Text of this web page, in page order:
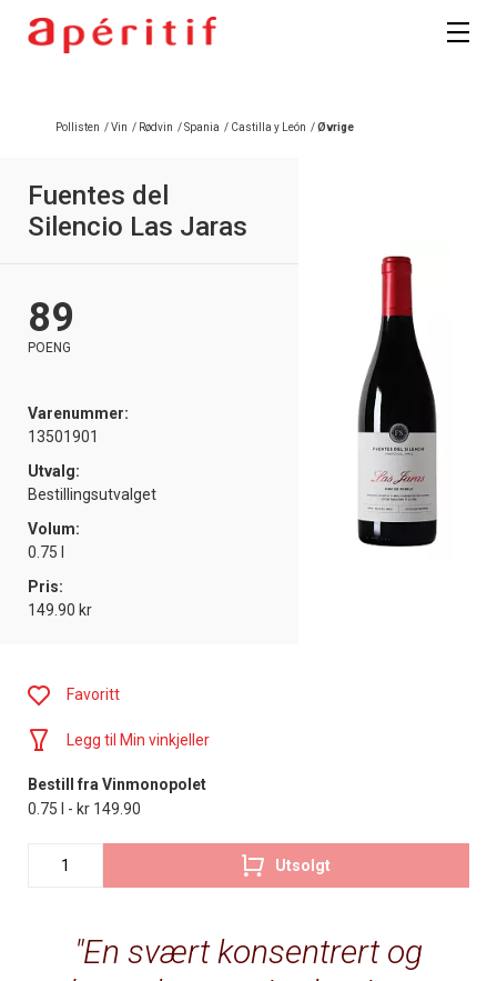
Pollisten /Vin / Rødvin /Spania / Castilla y León /Øvrige
Fuentes del
Silencio Las Jaras
89
POENG
Varenummer:
13501901
Utvalg:
Bestillingsutvalget
Volum:
0.75 l
Pris:
149.90 kr
En svært konsentrert og
Favoritt
Legg til Min vinkjeller
Bestill fra Vinmonopolet
0.75 l - kr 149.90
Utsolgt